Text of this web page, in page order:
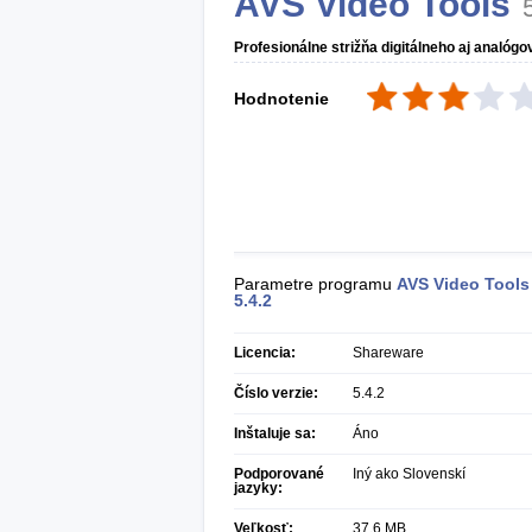
Profesionálne strižňa digitálneho aj
Hodnotenie
Parametre programu AVS Video Tools
5.4.2
Licencia: Shareware
Číslo verzie: 5.4.2
Inštaluje sa: Áno
Podporované
jazyky:
Iný ako Slovenskí
Veľkosť: 37,6 MB